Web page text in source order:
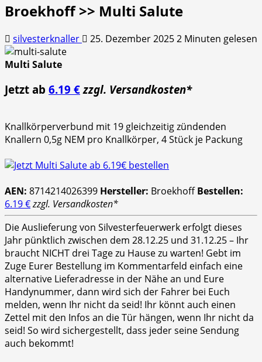
Broekhoff >> Multi Salute
silvesterknaller 25. Dezember 20252 Minuten gelesen
Multi Salute
Jetzt ab 6.19 € zzgl. Versandkosten*
Knallkörperverbund mit 19 gleichzeitig zündenden
Knallern 0,5g NEM pro Knallkörper, 4 Stück je Packung
AEN: 8714214026399 Hersteller: BroekhoffBestellen:
6.19 €zzgl. Versandkosten*
Die Auslieferung von Silvesterfeuerwerk erfolgt dieses
Jahr pünktlich zwischen dem 28.12.25 und 31.12.25 – Ihr
braucht NICHT drei Tage zu Hause zu warten! Gebt im
Zuge Eurer Bestellung im Kommentarfeld einfach eine
alternative Lieferadresse in der Nähe an und Eure
Handynummer, dann wird sich der Fahrer bei Euch
melden, wenn Ihr nicht da seid! Ihr könnt auch einen
Zettel mit den Infos an die Tür hängen, wenn Ihr nicht da
seid! So wird sichergestellt, dass jeder seine Sendung
auch bekommt!